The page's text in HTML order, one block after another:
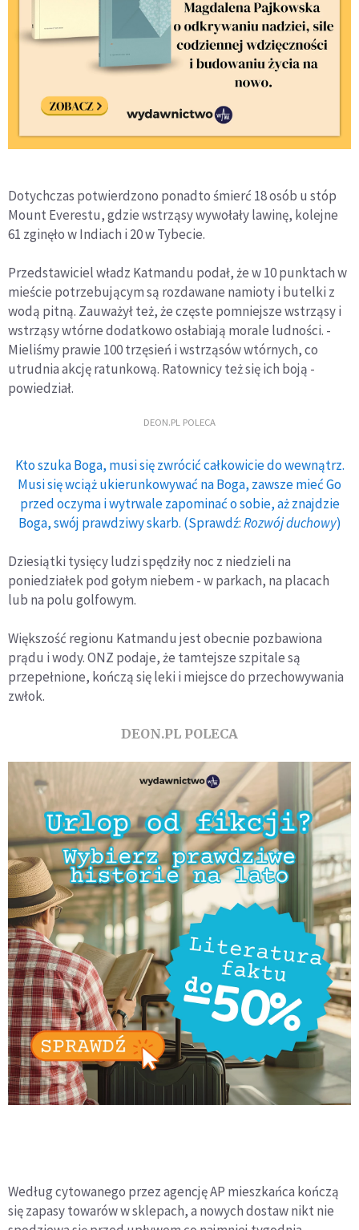
Dotychczas potwierdzono ponadto śmierć 18 osób u stóp
Mount Everestu, gdzie wstrząsy wywołały lawinę, kolejne
61 zginęło w Indiach i 20 w Tybecie.
Przedstawiciel władz Katmandu podał, że w 10 punktach w
mieście potrzebującym są rozdawane namioty i butelki z
wodą pitną. Zauważył też, że częste pomniejsze wstrząsy i
wstrząsy wtórne dodatkowo osłabiają morale ludności. -
Mieliśmy prawie 100 trzęsień i wstrząsów wtórnych, co
utrudnia akcję ratunkową. Ratownicy też się ich boją -
powiedział.
DEON.PL POLECA
Kto szuka Boga, musi się zwrócić całkowicie do wewnątrz.
Musi się wciąż ukierunkowywać na Boga, zawsze mieć Go
przed oczyma i wytrwale zapominać o sobie, aż znajdzie
Boga, swój prawdziwy skarb. (Sprawdź:Rozwój duchowy)
Dziesiątki tysięcy ludzi spędziły noc z niedzieli na
poniedziałek pod gołym niebem - w parkach, na placach
lub na polu golfowym.
Większość regionu Katmandu jest obecnie pozbawiona
prądu i wody. ONZ podaje, że tamtejsze szpitale są
przepełnione, kończą się leki i miejsce do przechowywania
zwłok.
DEON.PL POLECA
Według cytowanego przez agencję AP mieszkańca kończą
się zapasy towarów w sklepach, a nowych dostaw nikt nie